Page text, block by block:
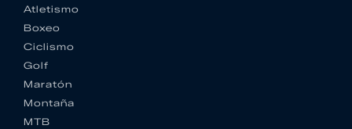
Atletismo
Boxeo
Ciclismo
Golf
Maratón
Montaña
MTB